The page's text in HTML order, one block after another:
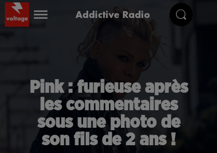
Addictive Radio
Pink : furieuse après
les commentaires
sous une photo de
son fils de 2 ans !